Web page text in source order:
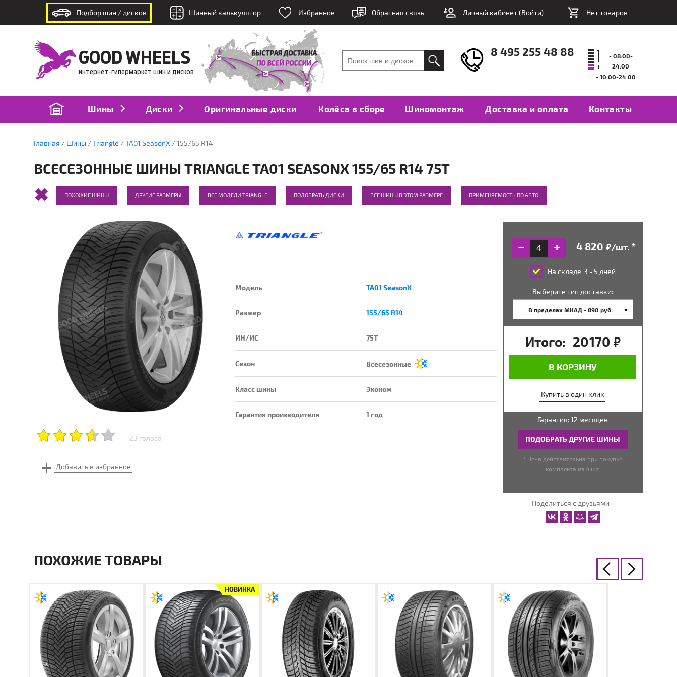
Подбор шин / дисков Шинный калькулятор Избранное Обратная связь Личный кабинет (Войти) Нет товаров
GOOD WHEELS
интернет-гипермаркет шин и дисков
8 495 255 48 88
- 08:00-
24:00
- 10:00-24:00
Шины Диски Оригинальные диски Колёса в сборе Шиномонтаж Доставка и оплата Контакты
Главная Шины Triangle TA01 SeasonX 155/65 R14
ВСЕСЕЗОННЫЕ ШИНЫ TRIANGLE TA01 SEASONX 155/65 R14 75T
ПОХОЖИЕ ШИНЫ ДРУГИЕ РАЗМЕРЫ ВСЕ МОДЕЛИ TRIANGLE ПОДОБРАТЬ ДИСКИ ВСЕ ШИНЫ В ЭТОМ РАЗМЕРЕ ПРИМЕНЯЕМОСТЬ ПО АВТО
руб./шт.
На складе 3 - 5 дней
Выберите тип доставки:
В пределах МКАД - 890 руб.
Итого: 20 170 руб.
В КОРЗИНУ
Купить в один клик
Гарантия: 12 месяцев
ПОДОБРАТЬ ДРУГИЕ ШИНЫ
* Цена действительна при покупке
комплекта из 4 шт.
Поделиться с друзьями
23 голоса
Модель TA01 SeasonX
Размер 155/65 R14
ИН/ИС 75T
Сезон Всесезонные
Класс шины Эконом
Гарантия производителя 1 год
ПОХОЖИЕ ТОВАРЫ
НОВИНКА